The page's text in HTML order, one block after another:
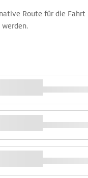
Route für die